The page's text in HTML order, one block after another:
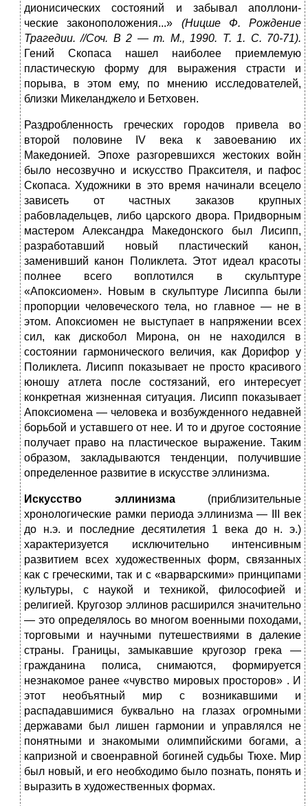
дионисических состояний и забывал аполлони-
ческие законоположения...» (Ницше Ф. Рождение
Трагедии. //Соч. В 2 —т. М., 1990. Т. 1. С. 70-71).
Гений Скопаса нашел наиболее приемлемую
пластическую форму для выражения страсти и
порыва, в этом ему, по мнению исследователей,
близки Микеланджело и Бетховен.
Раздробленность греческих городов привела во
второй половине IV века к завоеванию их
Македонией. Эпохе разгоревшихся жестоких войн
было несозвучно и искусство Праксителя, и пафос
Скопаса. Художники в это время начинали всецело
зависеть от частных заказов крупных
рабовладельцев, либо царского двора. Придворным
мастером Александра Македонского был Лисипп,
разработавший новый пластический канон,
заменивший канон Поликлета. Этот идеал красоты
полнее всего воплотился в скульптуре
«Апоксиомен». Новым в скульптуре Лисиппа были
пропорции человеческого тела, но главное — не в
этом. Апоксиомен не выступает в напряжении всех
сил, как дискобол Мирона, он не находился в
состоянии гармонического величия, как Дорифор у
Поликлета. Лисипп показывает не просто красивого
юношу атлета после состязаний, его интересует
конкретная жизненная ситуация. Лисипп показывает
Апоксиомена — человека и возбужденного недавней
борьбой и уставшего от нее. И то и другое состояние
получает право на пластическое выражение. Таким
образом, закладываются тенденции, получившие
определенное развитие в искусстве эллинизма.
Искусство эллинизма(приблизительные
хронологические рамки периода эллинизма — III век
до н.э. и последние десятилетия 1 века до н. э.)
характеризуется исключительно интенсивным
развитием всех художественных форм, связанных
как с греческими, так и с «варварскими» принципами
культуры, с наукой и техникой, философией и
религией. Кругозор эллинов расширился значительно
— это определялось во многом военными походами,
торговыми и научными путешествиями в далекие
страны. Границы, замыкавшие кругозор грека —
гражданина полиса, снимаются, формируется
незнакомое ранее «чувство мировых просторов» . И
этот необъятный мир с возникавшими и
распадавшимися буквально на глазах огромными
державами был лишен гармонии и управлялся не
понятными и знакомыми олимпийскими богами, а
капризной и своенравной богиней судьбы Тюхе. Мир
был новый, и его необходимо было познать, понять и
выразить в художественных формах.